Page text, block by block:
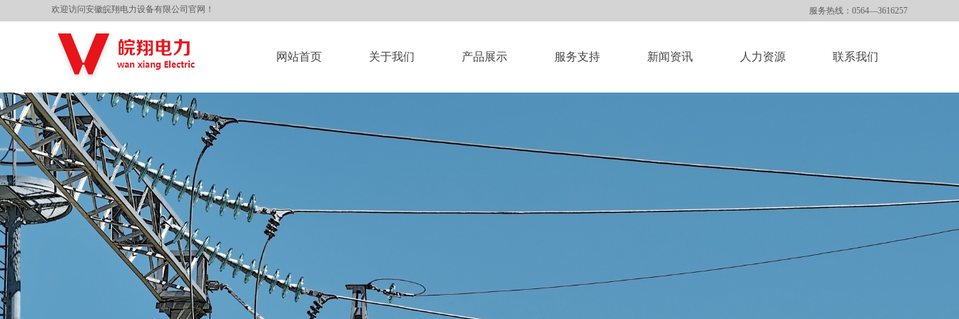
服务热线：0564—3616257
欢迎访问安徽皖翔电力设备有限公司官网！
网站首页 关于我们 产品展示 服务支持 新闻资讯 人力资源 联系我们